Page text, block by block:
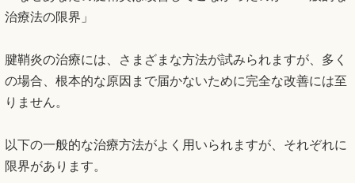
治療法の限界」
腱鞘炎の治療には、さまざまな方法が試みられますが、多く
の場合、根本的な原因まで届かないために完全な改善には至
りません。
以下の一般的な治療方法がよく用いられますが、それぞれに
限界があります。